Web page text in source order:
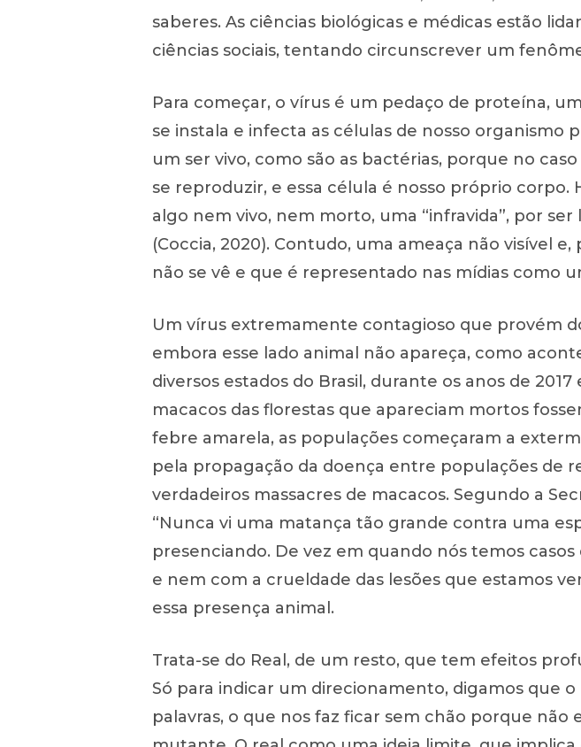
saberes. As ciências biológicas e médicas estão
ciências sociais, tentando circunscrever um
Para começar, o vírus é um pedaço de proteína,
se instala e infecta as células de nosso organismo
um ser vivo, como são as bactérias, porque no
se reproduzir, e essa célula é nosso próprio corpo.
algo nem vivo, nem morto, uma “infravida”, por
(Coccia, 2020). Contudo, uma ameaça não visível
não se vê e que é representado nas mídias como
Um vírus extremamente contagioso que provém
embora esse lado animal não apareça, como
diversos estados do Brasil, durante os anos de
macacos das florestas que apareciam mortos
febre amarela, as populações começaram a
pela propagação da doença entre populações de
verdadeiros massacres de macacos. Segundo a
“Nunca vi uma matança tão grande contra uma
presenciando. De vez em quando nós temos
e nem com a crueldade das lesões que estamos
essa presença animal.
Trata-se do Real, de um resto, que tem efeitos
Só para indicar um direcionamento, digamos que
palavras, o que nos faz ficar sem chão porque